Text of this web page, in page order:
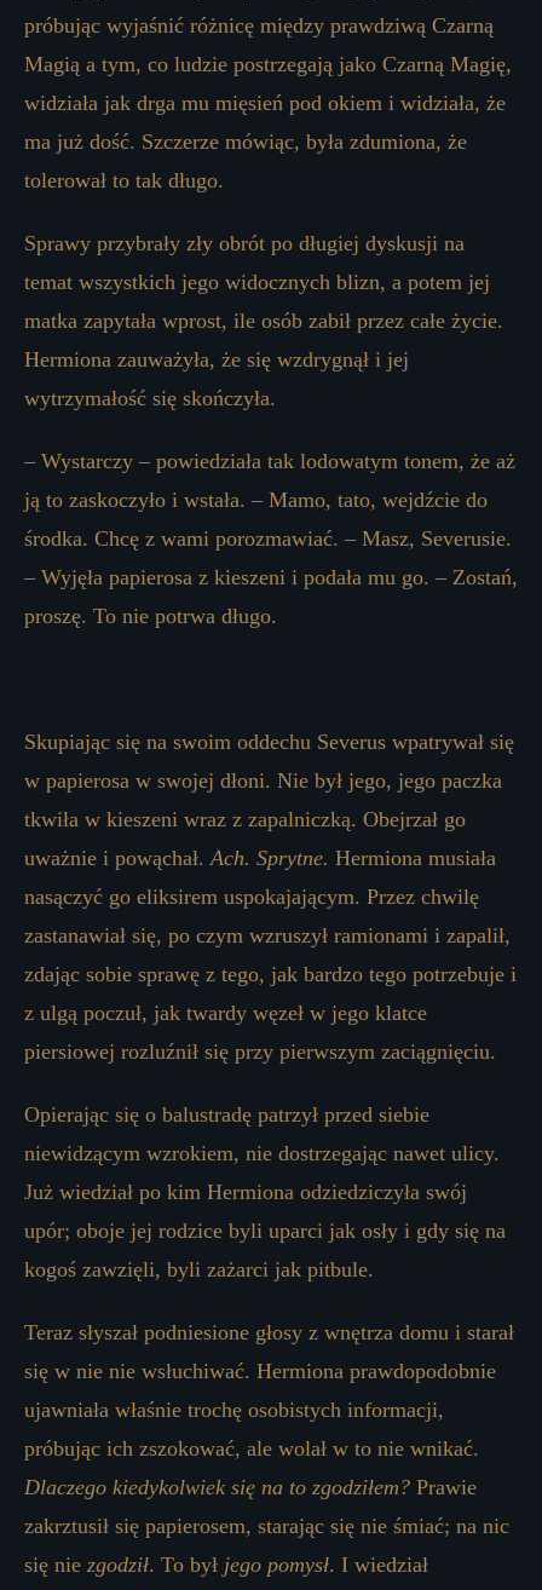
próbując wyjaśnić różnicę między prawdziwą Czarną
Magią a tym, co ludzie postrzegają jako Czarną Magię,
widziała jak drga mu mięsień pod okiem i widziała, że ​​
ma już dość. Szczerze mówiąc, była zdumiona, że ​​
tolerował to tak długo.
Sprawy przybrały zły obrót po długiej dyskusji na
temat wszystkich jego widocznych blizn, a potem jej
matka zapytała wprost, ile osób zabił przez całe życie.
Hermiona zauważyła, że ​​się wzdrygnął i jej
wytrzymałość się skończyła.
– Wystarczy – powiedziała tak lodowatym tonem, że aż
ją to zaskoczyło i wstała. – Mamo, tato, wejdźcie do
środka. Chcę z wami porozmawiać. – Masz, Severusie.
– Wyjęła papierosa z kieszeni i podała mu go. – Zostań,
proszę. To nie potrwa długo.
Skupiając się na swoim oddechu Severus wpatrywał się
w papierosa w swojej dłoni. Nie był jego, jego paczka
tkwiła w kieszeni wraz z zapalniczką. Obejrzał go
uważnie i powąchał.Ach. Sprytne. Hermiona musiała
nasączyć go eliksirem uspokajającym. Przez chwilę
zastanawiał się, po czym wzruszył ramionami i zapalił,
zdając sobie sprawę z tego, jak bardzo tego potrzebuje i
z ulgą poczuł, jak twardy węzeł w jego klatce
piersiowej rozluźnił się przy pierwszym zaciągnięciu.
Opierając się o balustradę patrzył przed siebie
niewidzącym wzrokiem, nie dostrzegając nawet ulicy.
Już wiedział po kim Hermiona odziedziczyła swój
upór; oboje jej rodzice byli uparci jak osły i gdy się na
kogoś zawzięli, byli zażarci jak pitbule.
Teraz słyszał podniesione głosy z wnętrza domu i starał
się w nie nie wsłuchiwać. Hermiona prawdopodobnie
ujawniała właśnie trochę osobistych informacji,
próbując ich zszokować, ale wolał w to nie wnikać.
Dlaczego kiedykolwiek się na to zgodziłem? Prawie
zakrztusił się papierosem, starając się nie śmiać; na nic
się nie zgodził. To był jego pomysł. I wiedział